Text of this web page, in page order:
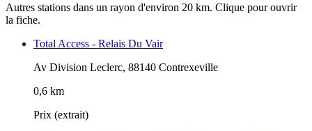
Autres stations dans un rayon d'environ 20 km. Clique pour ouvrir
la fiche.
Total Access - Relais Du Vair
Av Division Leclerc, 88140 Contrexeville
0,6 km
Prix (extrait)